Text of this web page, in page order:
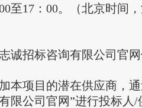
至17：00。（北京时间
招标咨询有限公司官网
项目的潜在供应商，通
限公司官网”进行投标人